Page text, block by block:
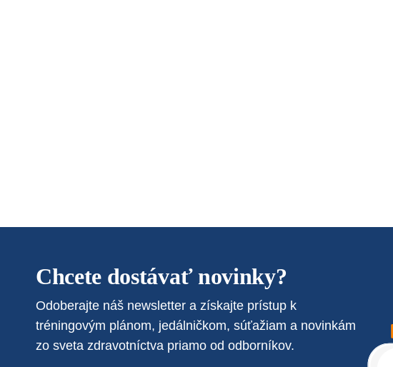
Chcete dostávať novinky?
Odoberajte náš newsletter a získajte prístup k
tréningovým plánom, jedálničkom, súťažiam a novinkám
zo sveta zdravotníctva priamo od odborníkov.